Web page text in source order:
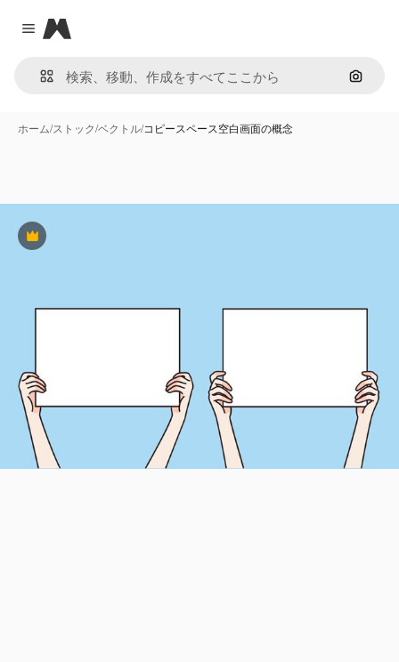
Close menu
Magnific
画像で
ホーム/ストック/ベクトル/コピースペース空白画面の概念
Premium